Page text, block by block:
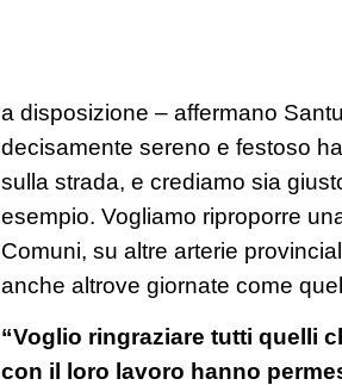
a disposizione – affermano
decisamente sereno e festoso
sulla strada, e crediamo sia
esempio. Vogliamo riproporre
Comuni, su altre arterie
anche altrove giornate come
“Voglio ringraziare tutti quelli
con il loro lavoro hanno